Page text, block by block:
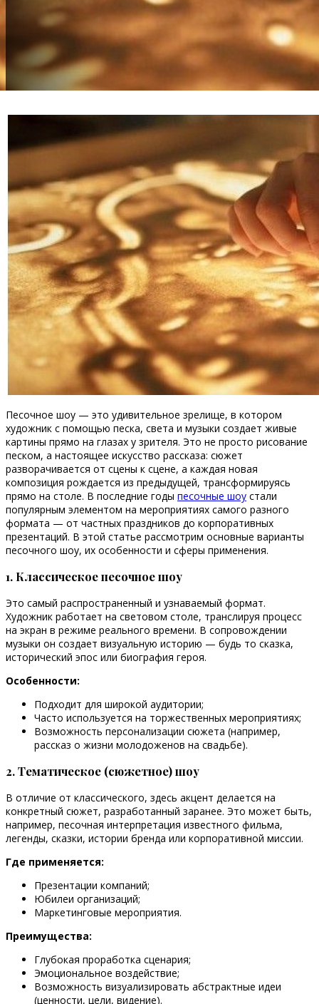
Песочное шоу — это удивительное зрелище, в котором
художник с помощью песка, света и музыки создает живые
картины прямо на глазах у зрителя. Это не просто рисование
песком, а настоящее искусство рассказа: сюжет
разворачивается от сцены к сцене, а каждая новая
композиция рождается из предыдущей, трансформируясь
прямо на столе. В последние годы песочные шоу стали
популярным элементом на мероприятиях самого разного
формата — от частных праздников до корпоративных
презентаций. В этой статье рассмотрим основные варианты
песочного шоу, их особенности и сферы применения.
1. Классическое песочное шоу
Это самый распространенный и узнаваемый формат.
Художник работает на световом столе, транслируя процесс
на экран в режиме реального времени. В сопровождении
музыки он создает визуальную историю — будь то сказка,
исторический эпос или биография героя.
Особенности:
Подходит для широкой аудитории;
Часто используется на торжественных мероприятиях;
Возможность персонализации сюжета (например,
рассказ о жизни молодоженов на свадьбе).
2. Тематическое (сюжетное) шоу
В отличие от классического, здесь акцент делается на
конкретный сюжет, разработанный заранее. Это может быть,
например, песочная интерпретация известного фильма,
легенды, сказки, истории бренда или корпоративной миссии.
Где применяется:
Презентации компаний;
Юбилеи организаций;
Маркетинговые мероприятия.
Преимущества:
Глубокая проработка сценария;
Эмоциональное воздействие;
Возможность визуализировать абстрактные идеи
(ценности, цели, видение).